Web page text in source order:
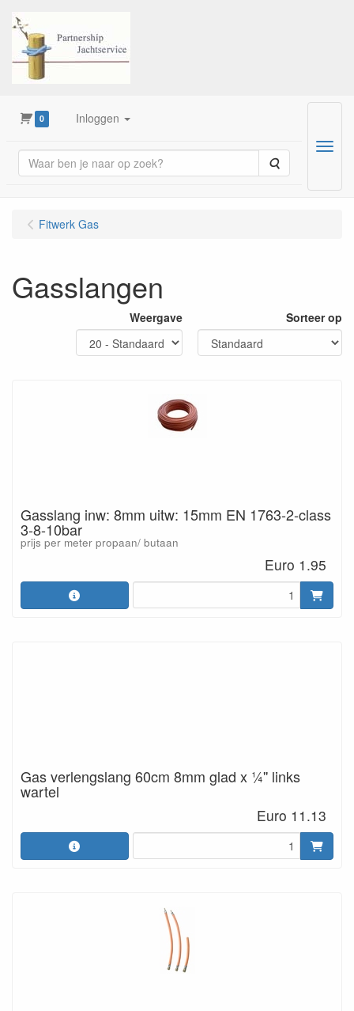
0 Inloggen
Zoeken
Menu
Fitwerk Gas
Gasslangen
Weergave Sorteer op
Gasslang inw: 8mm uitw: 15mm EN 1763-2-class
3-8-10bar
prijs per meter propaan/ butaan
Euro 1.95
Gas verlengslang 60cm 8mm glad x ¼'' links
wartel
Euro 11.13